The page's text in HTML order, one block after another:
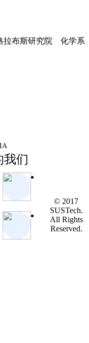
拉布斯研究院 化学系
我们
© 2017
SUSTech.
All Rights
Reserved.